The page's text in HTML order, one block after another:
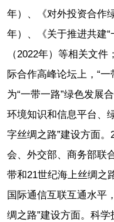
年）、《对外投资合作
年）、《关于推进共建“
（2022年）等相关文件
际合作高峰论坛上，“一
为“一带一路”绿色发展
环境知识和信息平台、
字丝绸之路”建设方面
会、外交部、商务部联
带和21世纪海上丝绸之
国际通信互联互通水平
绸之路”建设方面。科